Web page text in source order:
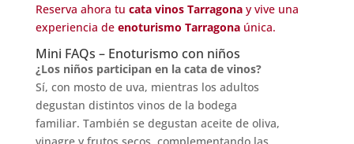
Reserva ahora tu cata vinos Tarragonay vive una
experiencia de enoturismo Tarragonaúnica.
Mini FAQs – Enoturismo con niños
¿Los niños participan en la cata de vinos?
Sí, con mosto de uva, mientras los adultos
degustan distintos vinos de la bodega
familiar. También se degustan aceite de oliva,